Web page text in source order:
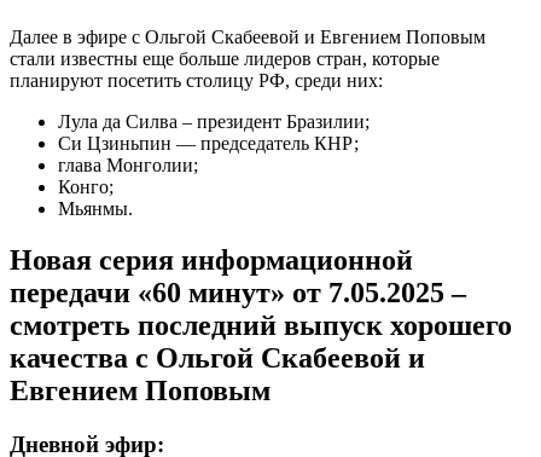
Далее в эфире с Ольгой Скабеевой и Евгением Поповым
стали известны еще больше лидеров стран, которые
планируют посетить столицу РФ, среди них:
Лула да Силва – президент Бразилии;
Си Цзиньпин — председатель КНР;
глава Монголии;
Конго;
Мьянмы.
Новая серия информационной
передачи «60 минут» от 7.05.2025 –
смотреть последний выпуск хорошего
качества с Ольгой Скабеевой и
Евгением Поповым
Дневной эфир: